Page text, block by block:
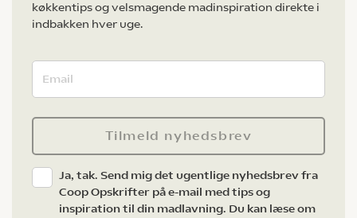
køkkentips og velsmagende madinspiration direkte i
indbakken hver uge.
Tilmeld nyhedsbrev
Ja, tak. Send mig det ugentlige nyhedsbrev fra
Coop Opskrifter på e-mail med tips og
inspiration til din madlavning. Du kan læse om